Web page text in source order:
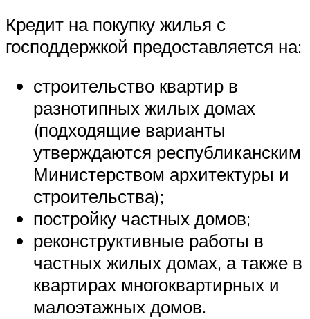
Кредит на покупку жилья с
господдержкой предоставляется на:
строительство квартир в
разнотипных жилых домах
(подходящие варианты
утверждаются республиканским
Министерством архитектуры и
строительства);
постройку частных домов;
реконструктивные работы в
частных жилых домах, а также в
квартирах многоквартирных и
малоэтажных домов.